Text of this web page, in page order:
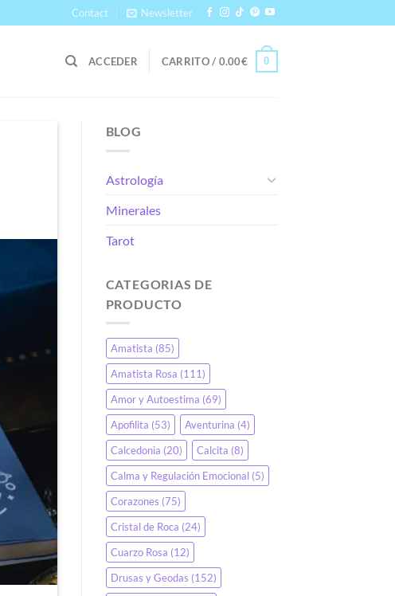
Contact Newsletter
ACCEDER CARRITO / 0.00€ 0
BLOG
Astrología
Minerales
Tarot
CATEGORIAS DE
PRODUCTO
Amatista (85)
Amatista Rosa (111)
Amor y Autoestima (69)
Apofilita (53) Aventurina (4)
Calcedonia (20) Calcita (8)
Calma y Regulación Emocional(5)
Corazones (75)
Cristal de Roca (24)
Cuarzo Rosa (12)
Drusas y Geodas (152)